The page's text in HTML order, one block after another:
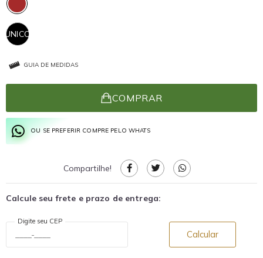
UNICO
GUIA DE MEDIDAS
COMPRAR
OU SE PREFERIR COMPRE PELO WHATS
Compartilhe!
Calcule seu frete e prazo de entrega:
Digite seu CEP
Calcular